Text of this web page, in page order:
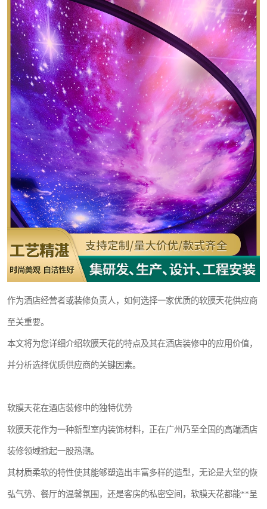
作为酒店经营者或装修负责人，如何选择一家优质的软膜天花供应商
至关重要。
本文将为您详细介绍软膜天花的特点及其在酒店装修中的应用价值，
并分析选择优质供应商的关键因素。
软膜天花在酒店装修中的独特优势
软膜天花作为一种新型室内装饰材料，正在广州乃至全国的高端酒店
装修领域掀起一股热潮。
其材质柔软的特性使其能够塑造出丰富多样的造型，无论是大堂的恢
弘气势、餐厅的温馨氛围，还是客房的私密空间，软膜天花都能**呈